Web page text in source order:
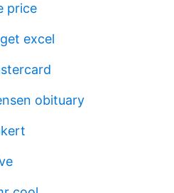
price
excel
obituary